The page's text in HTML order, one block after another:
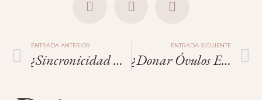
ENTRADA ANTERIOR
¿Sincronicidad O Mensajes Que Nos Da La Vida?
ENTRADA SIGUIENTE
¿Donar Óvulos Es Doloroso?